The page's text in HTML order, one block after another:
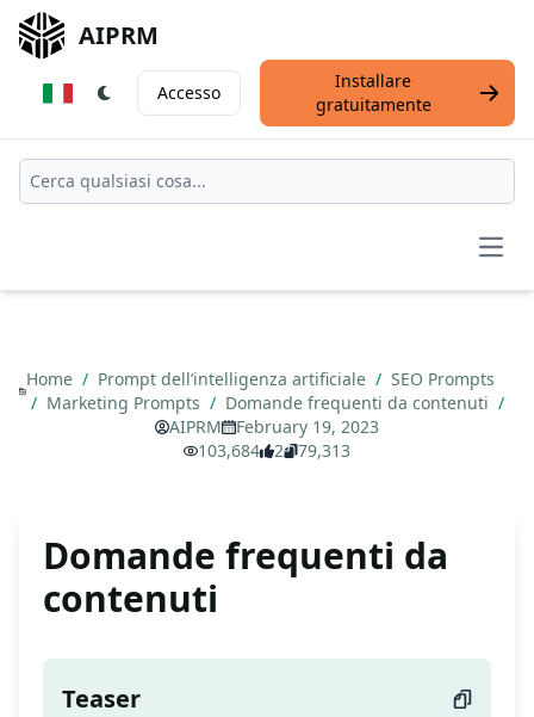
AIPRM
Accesso
Installare
gratuitamente
Home / Prompt dell’intelligenza artificiale / SEO Prompts
/ Marketing Prompts / Domande frequenti da contenuti /
AIPRM
February 19, 2023
103,684
2 79,313
Domande frequenti da
contenuti
Teaser